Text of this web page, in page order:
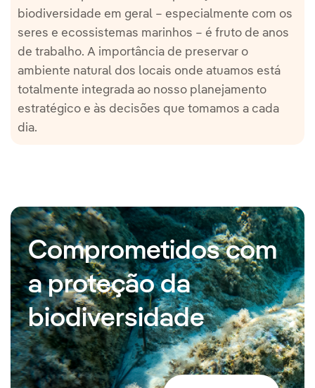
biodiversidade em geral – especialmente com os
seres e ecossistemas marinhos – é fruto de anos
de trabalho. A importância de preservar o
ambiente natural dos locais onde atuamos está
totalmente integrada ao nosso planejamento
estratégico e às decisões que tomamos a cada
dia.
Comprometidos com
a proteção da
biodiversidade